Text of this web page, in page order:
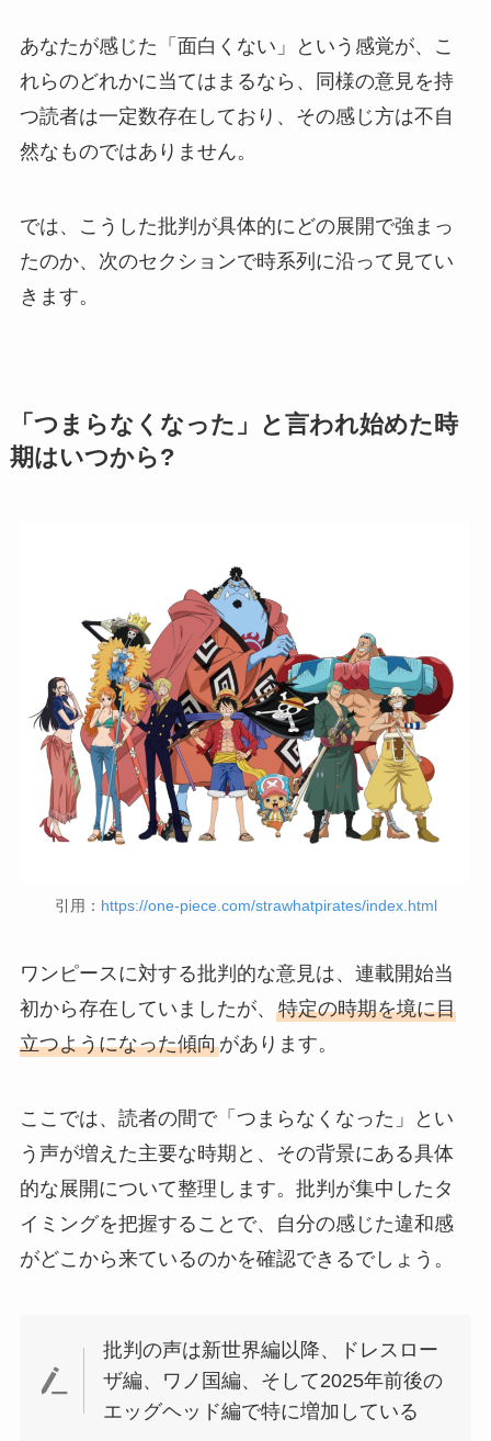
あなたが感じた「面白くない」という感覚が、こ
れらのどれかに当てはまるなら、同様の意見を持
つ読者は一定数存在しており、その感じ方は不自
然なものではありません。
では、こうした批判が具体的にどの展開で強まっ
たのか、次のセクションで時系列に沿って見てい
きます。
「つまらなくなった」と言われ始めた時
期はいつから?
引用： https://one-piece.com/strawhatpirates/index.html
ワンピースに対する批判的な意見は、連載開始当
初から存在していましたが、 特定の時期を境に目
立つようになった傾向があります。
ここでは、読者の間で「つまらなくなった」とい
う声が増えた主要な時期と、その背景にある具体
的な展開について整理します。批判が集中したタ
イミングを把握することで、自分の感じた違和感
がどこから来ているのかを確認できるでしょう。
批判の声は新世界編以降、ドレスロー
ザ編、ワノ国編、そして2025年前後の
エッグヘッド編で特に増加している